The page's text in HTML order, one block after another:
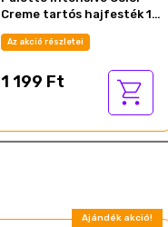
Creme tartós hajfesték 1-
0 Ónix fekete
Az akció részletei
1 199 Ft
Ajándék akció!